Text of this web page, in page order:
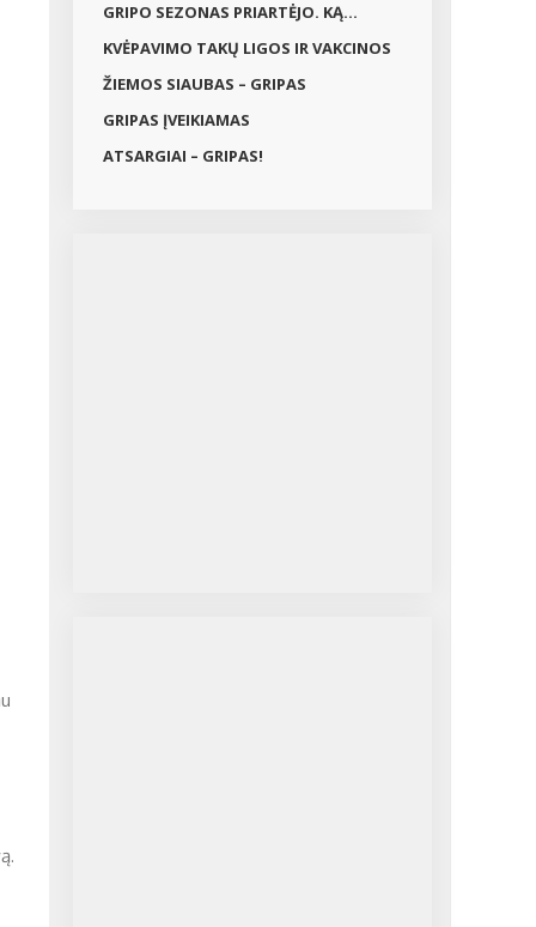
GRIPO SEZONAS PRIARTĖJO. KĄ...
KVĖPAVIMO TAKŲ LIGOS IR VAKCINOS
ŽIEMOS SIAUBAS – GRIPAS
GRIPAS ĮVEIKIAMAS
ATSARGIAI – GRIPAS!